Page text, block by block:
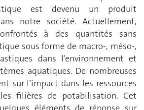
est devenu un produit
notre société. Actuellement,
à des quantités sans
sous forme de macro-, méso-,
dans l’environnement et
aquatiques. De nombreuses
sur l’impact dans les ressources
filières de potabilisation. Cet